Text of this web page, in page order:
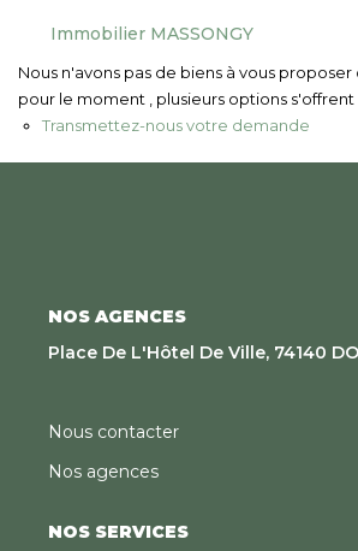
Nous Rejoindre
CONTACT
Immobilier MASSONGY
Nous n'avons pas de biens à vous
pour le moment , plusieurs options s'offrent
Transmettez-nous votre demande
NOS AGENCES
Place De L'Hôtel De Ville, 74140
Nous contacter
Nos agences
NOS SERVICES